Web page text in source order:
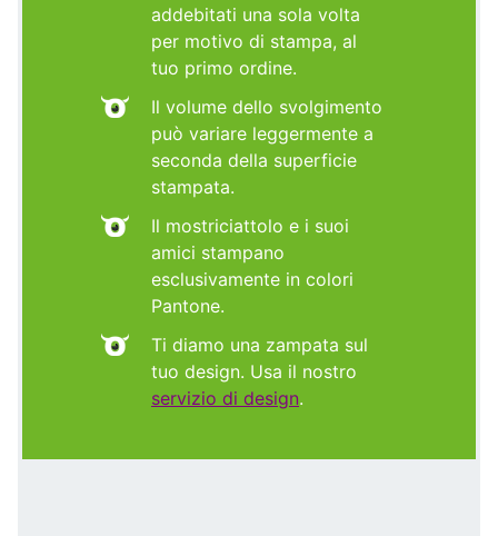
addebitati una sola volta
per motivo di stampa, al
tuo primo ordine.
Il volume dello svolgimento
può variare leggermente a
seconda della superficie
stampata.
Il mostriciattolo e i suoi
amici stampano
esclusivamente in colori
Pantone.
Ti diamo una zampata sul
tuo design. Usa il nostro
servizio di design.